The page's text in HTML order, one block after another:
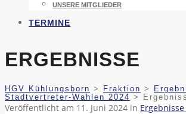
UNSERE MITGLIEDER
TERMINE
ERGEBNISSE
HGV Kühlungsborn > Fraktion >
Stadtvertreter-Wahlen 2024 >
Veröffentlicht am 11. Juni 2024 in